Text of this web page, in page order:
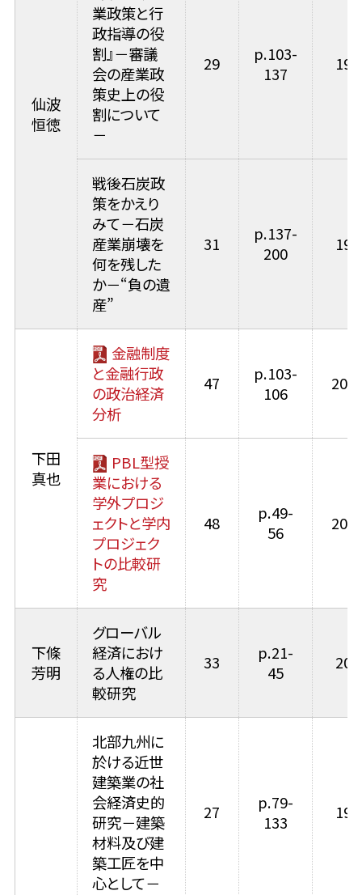
仙波
恒徳
業政策と行
政指導の役
割』－審議
会の産業政
策史上の役
割について
－
29
p.103-
137
戦後石炭政
策をかえり
みて－石炭
産業崩壊を
何を残した
か－“負の遺
産”
31
p.137-
200
下田
真也
金融制度
と金融行政
の政治経済
分析
47
p.103-
106
PBL型授
業における
学外プロジ
ェクトと学内
プロジェク
トの比較研
究
48
p.49-
56
下條
芳明
グローバル
経済におけ
る人権の比
較研究
33
p.21-
45
北部九州に
於ける近世
建築業の社
会経済史的
研究－建築
材料及び建
築工匠を中
心として－
27
p.79-
133